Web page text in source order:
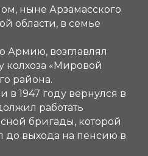
ныне Арзамасского
области, в семье
Армию, возглавлял
колхоза «Мировой
района.
1947 году вернулся в
работать
бригады, которой
до выхода на пенсию в